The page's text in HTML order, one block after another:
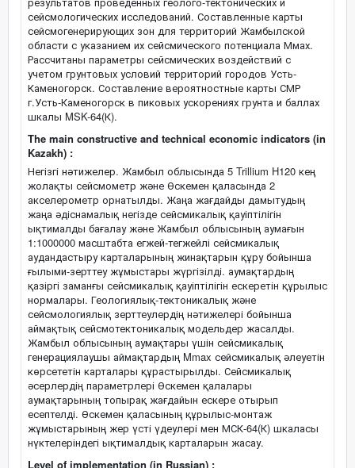
сейсмологических исследований. Составленные карты
сейсмогенерирующих зон для территорий Жамбылской
области с указанием их сейсмического потенциала Ммах.
Рассчитаны параметры сейсмических воздействий с
учетом грунтовых условий территорий городов Усть-
Каменогорск. Составление вероятностные карты СМР
г.Усть-Каменогорск в пиковых ускорениях грунта и баллах
шкалы MSK-64(К).
The main constructive and technical economic indicators (in
Kazakh) :
Негізгі нәтижелер. Жамбыл облысында 5 Trillium H120 кең
жолақты сейсмометр және Өскемен қаласында 2
акселерометр орнатылды. Жаңа жағдайды дамытудың
жаңа әдіснамалық негізде сейсмикалық қауіптілігін
ықтималды бағалау және Жамбыл облысының аумағын
1:1000000 масштабта егжей-тегжейлі сейсмикалық
аудандастыру карталарының жинақтарын құру бойынша
ғылыми-зерттеу жұмыстары жүргізілді. аумақтардың
қазіргі заманғы сейсмикалық қауіптілігін ескеретін құрылыс
нормалары. Геологиялық-тектоникалық және
сейсмологиялық зерттеулердің нәтижелері бойынша
аймақтық сейсмотектоникалық модельдер жасалды.
Жамбыл облысының аумақтары үшін сейсмикалық
генерациялаушы аймақтардың Mmax сейсмикалық әлеуетін
көрсететін карталары құрастырылды. Сейсмикалық
әсерлердің параметрлері Өскемен қалалары
аумақтарының топырақ жағдайын ескере отырып
есептелді. Өскемен қаласының құрылыс-монтаж
жұмыстарының жер үсті үдеулері мен МСК-64(К) шкаласы
нүктелеріндегі ықтималдық карталарын жасау.
Level of implementation (in Russian) :